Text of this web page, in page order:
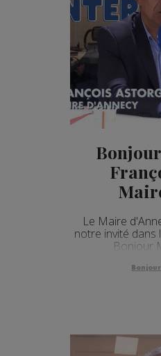
Le Maire
notre invité
Bonjour